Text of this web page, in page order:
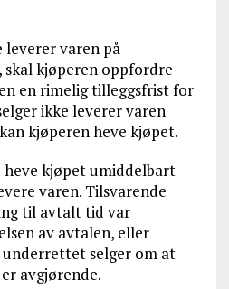
leverer varen på
kjøperen oppfordre
en rimelig tilleggsfrist for
ikke leverer varen
kjøperen heve kjøpet.
kjøpet umiddelbart
varen. Tilsvarende
til avtalt tid var
av avtalen, eller
selger om at
avgjørende.